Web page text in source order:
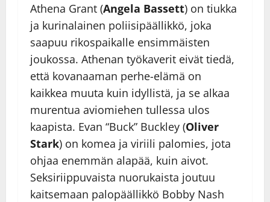
Athena Grant (Angela Bassett) on tiukka
ja kurinalainen poliisipäällikkö, joka
saapuu rikospaikalle ensimmäisten
joukossa. Athenan työkaverit eivät tiedä,
että kovanaaman perhe-elämä on
kaikkea muuta kuin idyllistä, ja se alkaa
murentua aviomiehen tullessa ulos
kaapista. Evan “Buck” Buckley (Oliver
Stark) on komea ja viriili palomies, jota
ohjaa enemmän alapää, kuin aivot.
Seksiriippuvaista nuorukaista joutuu
kaitsemaan palopäällikkö Bobby Nash